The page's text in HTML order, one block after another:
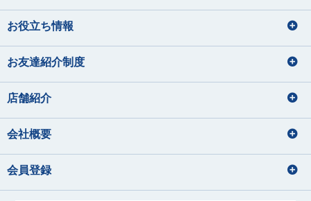
お役立ち情報
お友達紹介制度
店舗紹介
会社概要
会員登録